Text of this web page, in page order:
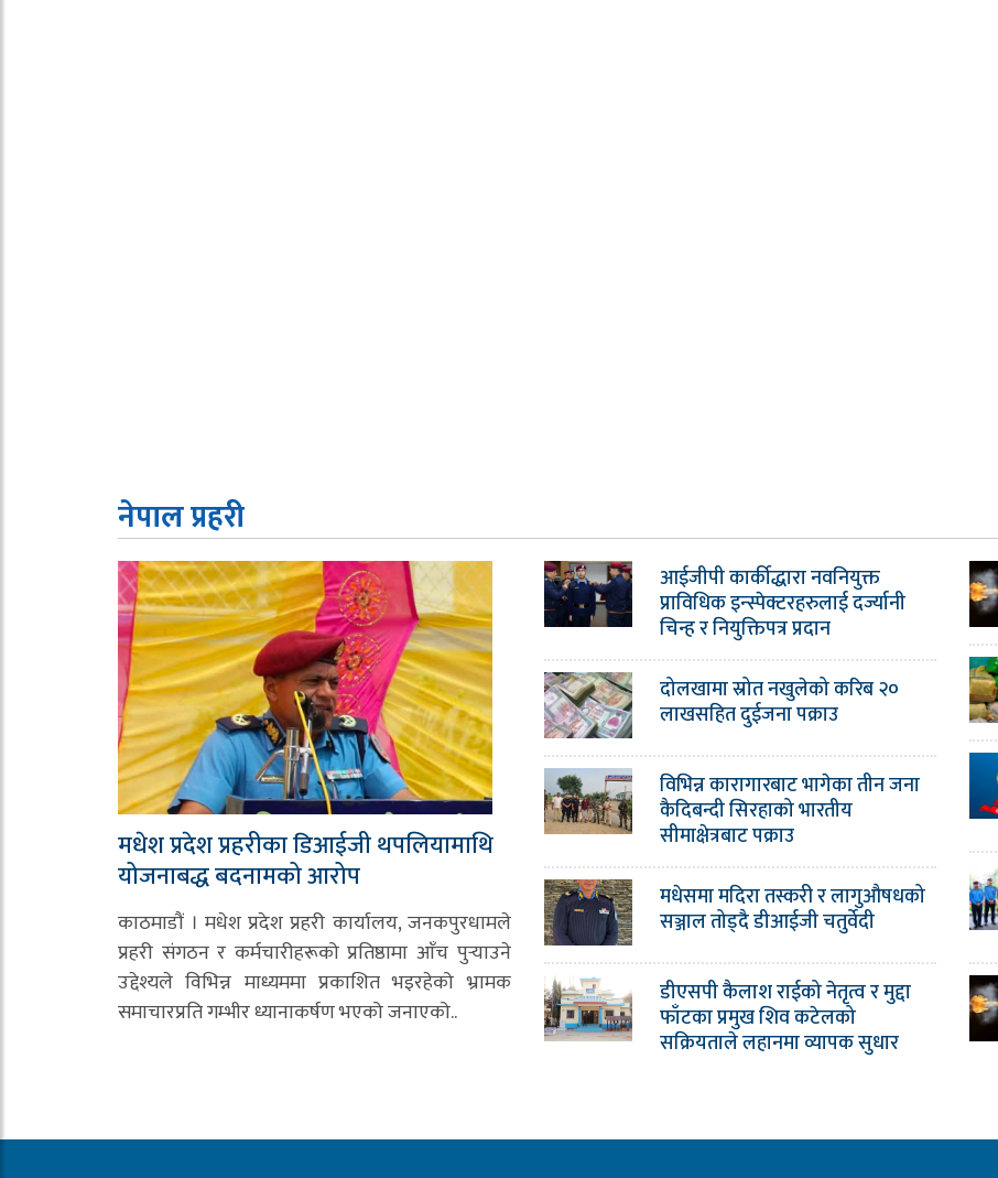
नेपाल प्रहरी
मधेश प्रदेश प्रहरीका डिआईजी थपलियामाथि
योजनाबद्ध बदनामको आरोप
काठमाडौं । मधेश प्रदेश प्रहरी कार्यालय, जनकपुरधामले
प्रहरी संगठन र कर्मचारीहरूको प्रतिष्ठामा आँच पुर्‍याउने
उद्देश्यले विभिन्न माध्यममा प्रकाशित भइरहेको भ्रामक
समाचारप्रति गम्भीर ध्यानाकर्षण भएको जनाएको..
आईजीपी कार्कीद्धारा नवनियुक्त
प्राविधिक इन्स्पेक्टरहरुलाई दर्ज्यानी
चिन्ह र नियुक्तिपत्र प्रदान
दोलखामा स्रोत नखुलेको करिब २०
लाखसहित दुईजना पक्राउ
विभिन्न कारागारबाट भागेका तीन जना
कैदिबन्दी सिरहाको भारतीय
सीमाक्षेत्रबाट पक्राउ
मधेसमा मदिरा तस्करी र लागुऔषधको
सञ्जाल तोड्दै डीआईजी चतुर्वेदी
डीएसपी कैलाश राईको नेतृत्व र मुद्दा
फाँटका प्रमुख शिव कटेलको
सक्रियताले लहानमा व्यापक सुधार